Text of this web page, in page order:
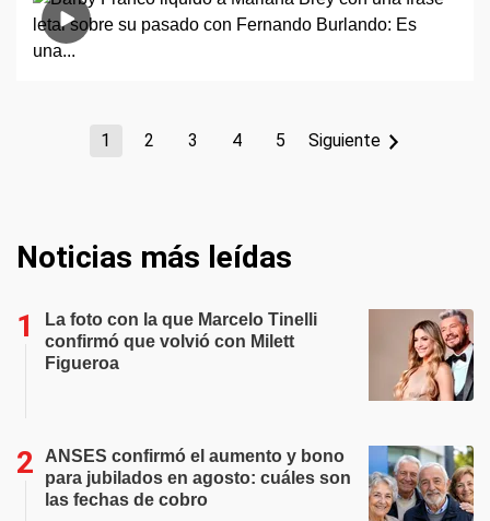
1 2 3 4 5 Siguiente
Noticias más leídas
La foto con la que Marcelo Tinelli
confirmó que volvió con Milett
Figueroa
ANSES confirmó el aumento y bono
para jubilados en agosto: cuáles son
las fechas de cobro